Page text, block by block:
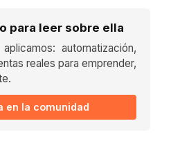
para leer sobre ella
automatización,
reales para emprender,
en la comunidad